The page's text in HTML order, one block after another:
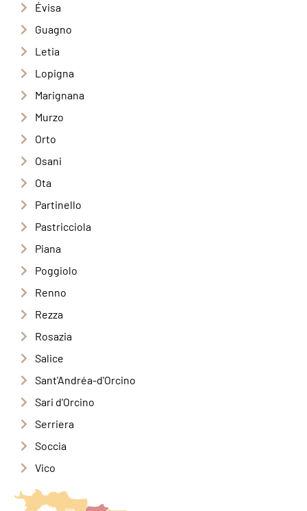
Évisa
Guagno
Letia
Lopigna
Marignana
Murzo
Orto
Osani
Ota
Partinello
Pastricciola
Piana
Poggiolo
Renno
Rezza
Rosazia
Salice
Sant'Andréa-d'Orcino
Sari d'Orcino
Serriera
Soccia
Vico